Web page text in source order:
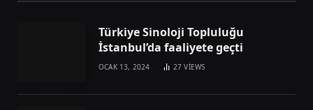
Türkiye Sinoloji Topluluğu
İstanbul’da faaliyete geçti
OCAK 13, 2024 27VIEWS